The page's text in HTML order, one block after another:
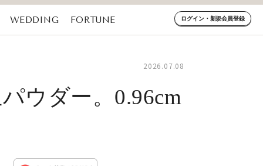
WEDDING FORTUNE ログイン・新規会員登録
2026.07.08
ウダー。0.96cm